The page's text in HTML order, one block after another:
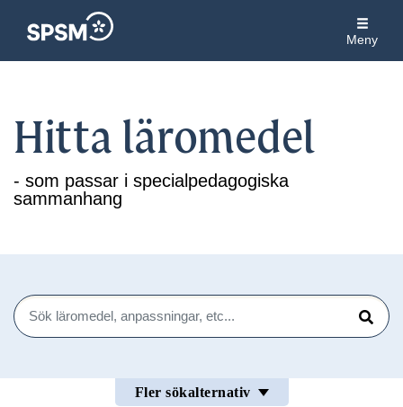
Meny
Hitta läromedel
- som passar i specialpedagogiska
sammanhang
Sök
Sök
Fler sökalternativ